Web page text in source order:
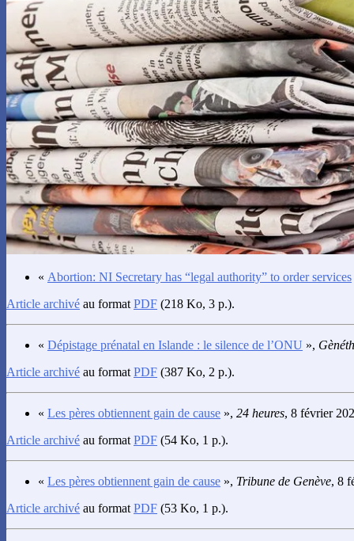
« Abortion: NI Secretary has “legal authority” to order services
Article archivé au format PDF (218 Ko, 3 p.).
« Dépistage prénatal en Islande : le silence de l’ONU »,
Article archivé au format PDF (387 Ko, 2 p.).
« Les pères obtiennent gain de cause », 24 heures, 8 février
Article archivé au format PDF (54 Ko, 1 p.).
« Les pères obtiennent gain de cause », Tribune de Genève, 8
Article archivé au format PDF (53 Ko, 1 p.).